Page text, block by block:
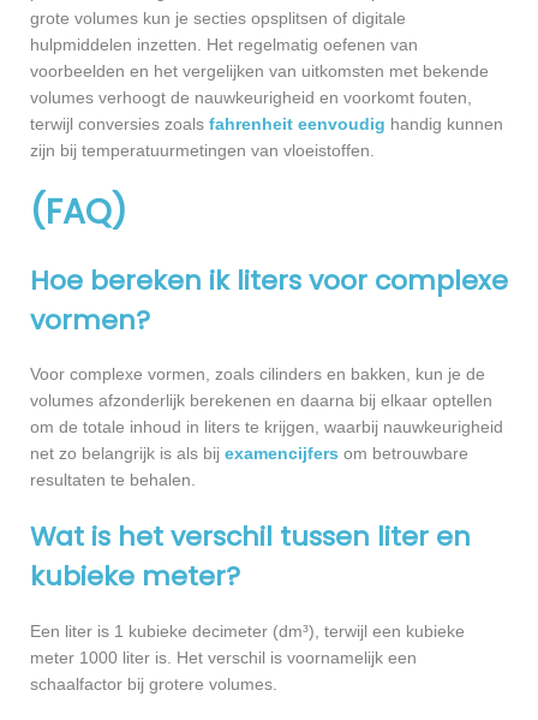
grote volumes kun je secties opsplitsen of digitale
hulpmiddelen inzetten. Het regelmatig oefenen van
voorbeelden en het vergelijken van uitkomsten met bekende
volumes verhoogt de nauwkeurigheid en voorkomt fouten,
terwijl conversies zoals fahrenheit eenvoudig handig kunnen
zijn bij temperatuurmetingen van vloeistoffen.
(FAQ)
Hoe bereken ik liters voor complexe
vormen?
Voor complexe vormen, zoals cilinders en bakken, kun je de
volumes afzonderlijk berekenen en daarna bij elkaar optellen
om de totale inhoud in liters te krijgen, waarbij nauwkeurigheid
net zo belangrijk is als bij examencijfers om betrouwbare
resultaten te behalen.
Wat is het verschil tussen liter en
kubieke meter?
Een liter is 1 kubieke decimeter (dm³), terwijl een kubieke
meter 1000 liter is. Het verschil is voornamelijk een
schaalfactor bij grotere volumes.